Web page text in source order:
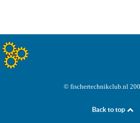
© fischertechnikclub.nl
Back to top